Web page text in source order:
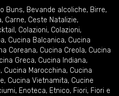
Buns, Bevande alcoliche, Birre,
, Carne, Ceste Natalizie,
, Colazioni, Colazioni,
, Cucina Balcanica, Cucina
Coreana, Cucina Creola, Cucina
Greca, Cucina Indiana,
, Cucina Marocchina, Cucina
, Cucina Vietnamita, Cucine
, Enoteca, Etnico, Fiori, Fiori e